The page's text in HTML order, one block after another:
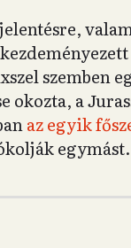
szemben
okozta, a
az egyik
egymást.